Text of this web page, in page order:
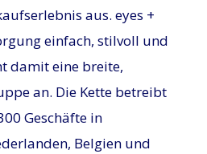
aus. eyes +
einfach, stilvoll und
damit eine breite,
an. Die Kette betreibt
Geschäfte in
Belgien und